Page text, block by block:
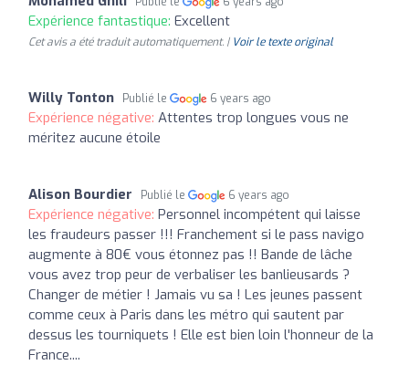
Expérience fantastique: Excellent
Cet avis a été traduit automatiquement. | Voir le texte original
Willy Tonton Publié le 6 years ago
Expérience négative: Attentes trop longues vous ne
méritez aucune étoile
Alison Bourdier Publié le 6 years ago
Expérience négative: Personnel incompétent qui laisse
les fraudeurs passer !!! Franchement si le pass navigo
augmente à 80€ vous étonnez pas !! Bande de lâche
vous avez trop peur de verbaliser les banlieusards ?
Changer de métier ! Jamais vu sa ! Les jeunes passent
comme ceux à Paris dans les métro qui sautent par
dessus les tourniquets ! Elle est bien loin l'honneur de la
France....